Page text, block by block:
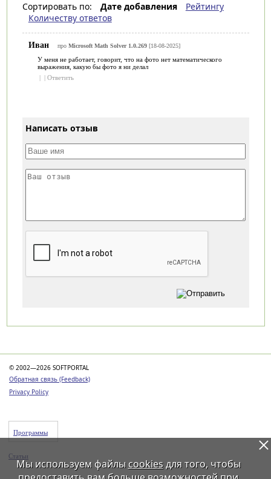
Сортировать по: Дате добавления
Рейтингу
Количеству ответов
Иван про Microsoft Math Solver 1.0.269[18-08-2025]
У меня не работает, говорит, что на фото нет математического
выражения, какую бы фото я ни делал
| | Ответить
Написать отзыв
© 2002—2026 SOFTPORTAL
Обратная связь (Feedback)
Privacy Policy
Программы
Статьи
Мы используем файлы cookiesдля того, чтобы